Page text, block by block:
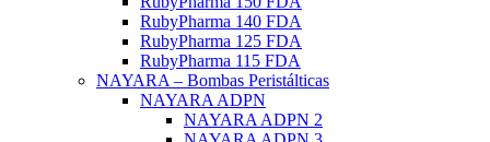
RubyPharma 140 FDA
RubyPharma 125 FDA
RubyPharma 115 FDA
NAYARA – Bombas Peristálticas
NAYARA ADPN
NAYARA ADPN 2